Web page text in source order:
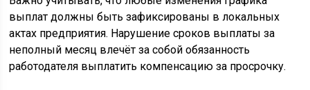
выплат должны быть зафиксированы в локальных
актах предприятия. Нарушение сроков выплаты за
неполный месяц влечёт за собой обязанность
работодателя выплатить компенсацию за просрочку.